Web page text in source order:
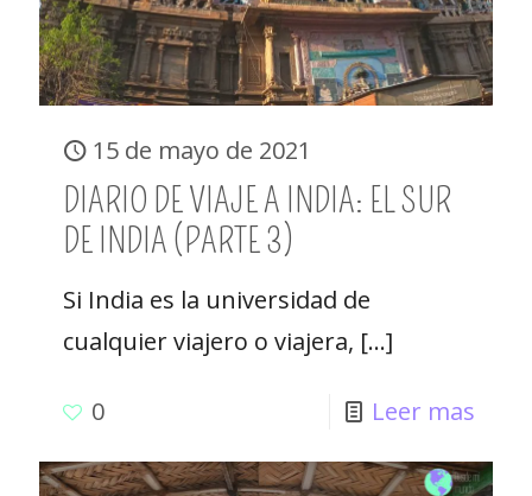
15 de mayo de 2021
DIARIO DE VIAJE A INDIA: EL SUR
DE INDIA (PARTE 3)
Si India es la universidad de
cualquier viajero o viajera, […]
0 Leer mas